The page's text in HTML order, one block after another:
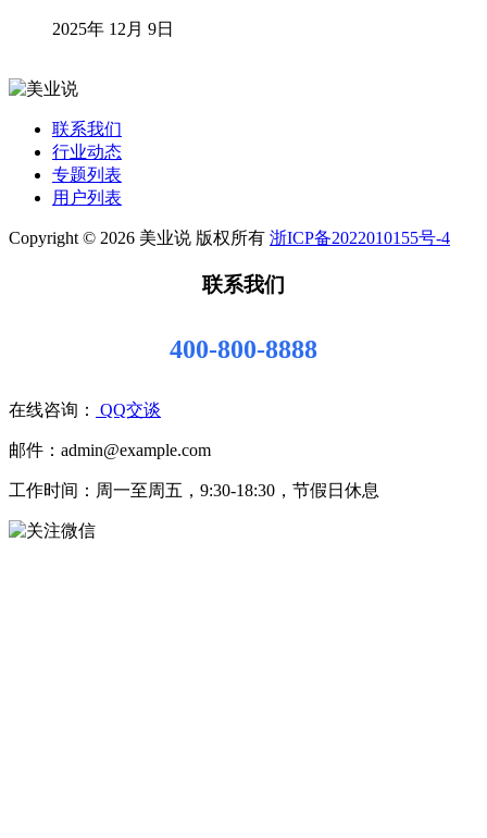
2025年 12月 9日
联系我们
行业动态
专题列表
用户列表
Copyright © 2026 美业说 版权所有 浙ICP备2022010155号-4
联系我们
400-800-8888
在线咨询： QQ交谈
邮件：admin@example.com
工作时间：周一至周五，9:30-18:30，节假日休息